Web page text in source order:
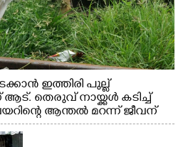
ഇത്തിരി പുല്ല്
തെരുവ് നായ്ക്കൾ കടിച്ച്
ആന്തൽ മറന്ന് ജീവന്
വാത്തുരുത്തിയിൽ